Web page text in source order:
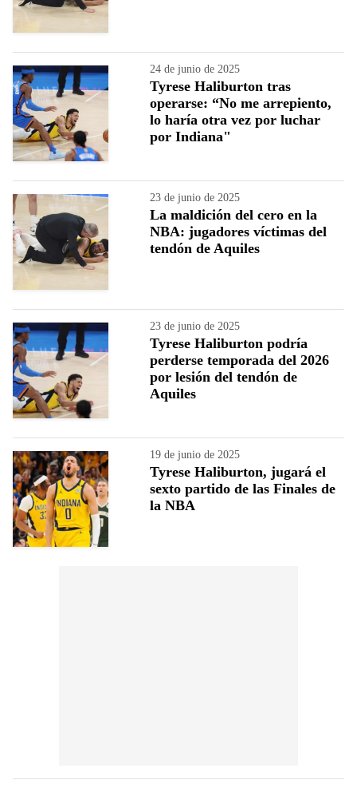
24 de junio de 2025
Tyrese Haliburton tras
operarse: “No me arrepiento,
lo haría otra vez por luchar
por Indiana"
23 de junio de 2025
La maldición del cero en la
NBA: jugadores víctimas del
tendón de Aquiles
23 de junio de 2025
Tyrese Haliburton podría
perderse temporada del 2026
por lesión del tendón de
Aquiles
19 de junio de 2025
Tyrese Haliburton, jugará el
sexto partido de las Finales de
la NBA